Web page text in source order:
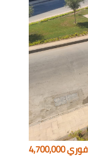
للبيع كاش استلام فوري 4,700,000